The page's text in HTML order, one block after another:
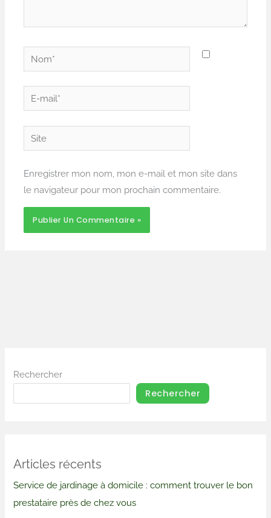
Nom*
E-
mail*
Site
Enregistrer mon nom, mon e-mail et mon site dans
le navigateur pour mon prochain commentaire.
Rechercher
Rechercher
Articles récents
Service de jardinage à domicile : comment trouver le bon
prestataire près de chez vous